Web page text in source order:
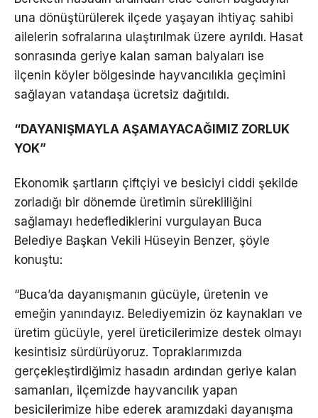
una dönüştürülerek ilçede yaşayan ihtiyaç sahibi
ailelerin sofralarına ulaştırılmak üzere ayrıldı. Hasat
sonrasında geriye kalan saman balyaları ise
ilçenin köyler bölgesinde hayvancılıkla geçimini
sağlayan vatandaşa ücretsiz dağıtıldı.
“DAYANIŞMAYLA AŞAMAYACAĞIMIZ ZORLUK
YOK”
Ekonomik şartların çiftçiyi ve besiciyi ciddi şekilde
zorladığı bir dönemde üretimin sürekliliğini
sağlamayı hedeflediklerini vurgulayan Buca
Belediye Başkan Vekili Hüseyin Benzer, şöyle
konuştu:
“Buca’da dayanışmanın gücüyle, üretenin ve
emeğin yanındayız. Belediyemizin öz kaynakları ve
üretim gücüyle, yerel üreticilerimize destek olmayı
kesintisiz sürdürüyoruz. Topraklarımızda
gerçekleştirdiğimiz hasadın ardından geriye kalan
samanları, ilçemizde hayvancılık yapan
besicilerimize hibe ederek aramızdaki dayanışma